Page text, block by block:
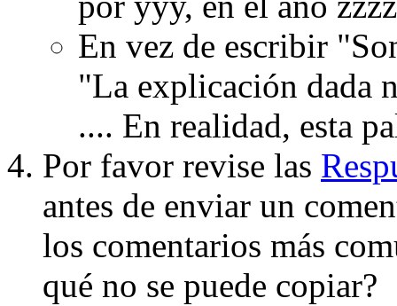
En vez de escribir
"La explicación dada
.... En realidad, esta
Por favor revise las
antes de enviar un
los comentarios más
qué no se puede copiar?